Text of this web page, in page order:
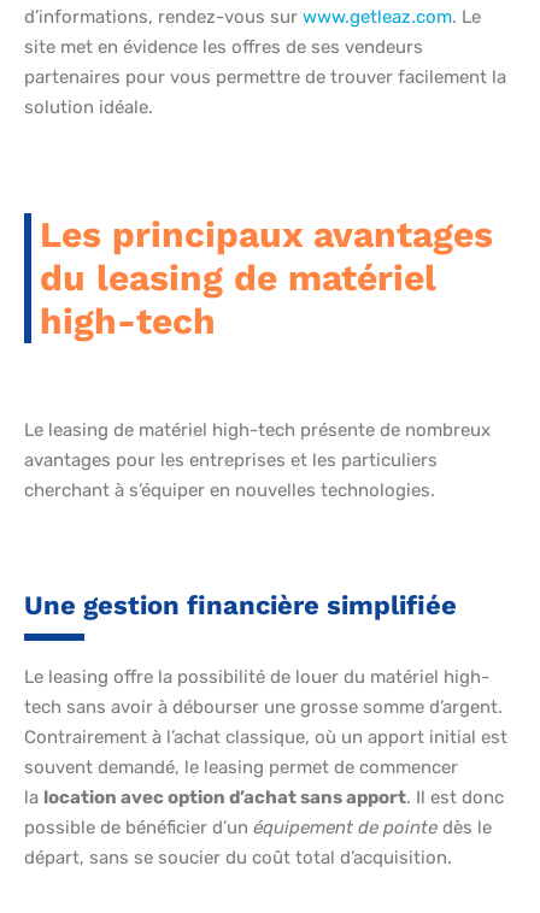
d’informations, rendez-vous sur www.getleaz.com. Le
site met en évidence les offres de ses vendeurs
partenaires pour vous permettre de trouver facilement la
solution idéale.
Les principaux avantages
du leasing de matériel
high-tech
Le leasing de matériel high-tech présente de nombreux
avantages pour les entreprises et les particuliers
cherchant à s’équiper en nouvelles technologies.
Une gestion financière simplifiée
Le leasing offre la possibilité de louer du matériel high-
tech sans avoir à débourser une grosse somme d’argent.
Contrairement à l’achat classique, où un apport initial est
souvent demandé, le leasing permet de commencer
la location avec option d’achat sans apport. Il est donc
possible de bénéficier d’un équipement de pointe dès le
départ, sans se soucier du coût total d’acquisition.